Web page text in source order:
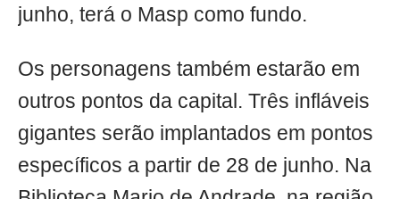
junho, terá o Masp como fundo.
Os personagens também estarão em
outros pontos da capital. Três infláveis
gigantes serão implantados em pontos
específicos a partir de 28 de junho. Na